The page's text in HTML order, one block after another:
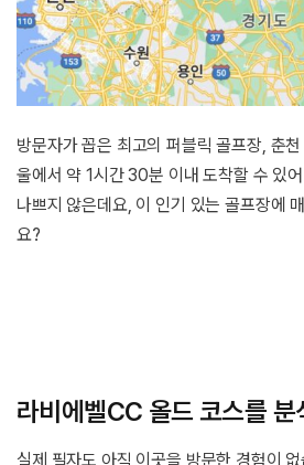
방문자가 꼽은 최고의 퍼블릭 골프장, 춘
울에서 약 1시간 30분 이내 도착할 수 있
나쁘지 않은데요, 이 인기 있는 골프장에
요?
라비에벨CC 올드 코스를 분
실제 필자도 아직 이곳을 방문한 경험이